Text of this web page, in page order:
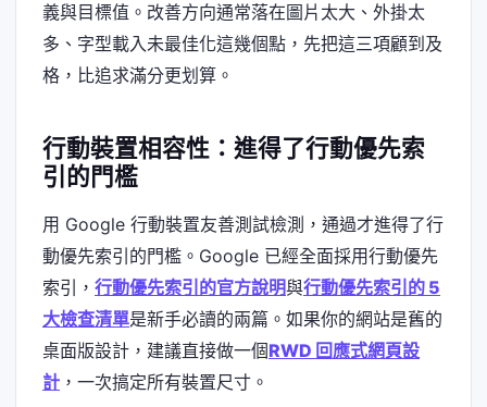
義與目標值。改善方向通常落在圖片太大、外掛太
多、字型載入未最佳化這幾個點，先把這三項顧到及
格，比追求滿分更划算。
行動裝置相容性：進得了行動優先索
引的門檻
用 Google 行動裝置友善測試檢測，通過才進得了行
動優先索引的門檻。Google 已經全面採用行動優先
索引， 行動優先索引的官方說明與行動優先索引的 5
大檢查清單是新手必讀的兩篇。如果你的網站是舊的
桌面版設計，建議直接做一個RWD 回應式網頁設
計 ，一次搞定所有裝置尺寸。